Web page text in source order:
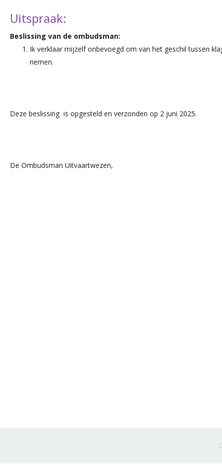
Uitspraak:
Beslissing van de ombudsman:
Ik verklaar mijzelf onbevoegd om van het geschil tussen
nemen.
Deze beslissing is opgesteld en verzonden op 2 juni 2025.
De Ombudsman Uitvaartwezen,